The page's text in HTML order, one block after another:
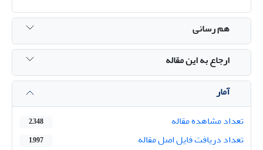
هم رسانی
ارجاع به این مقاله
آمار
تعداد مشاهده مقاله
2,348
تعداد دریافت فایل اصل مقاله 1,997